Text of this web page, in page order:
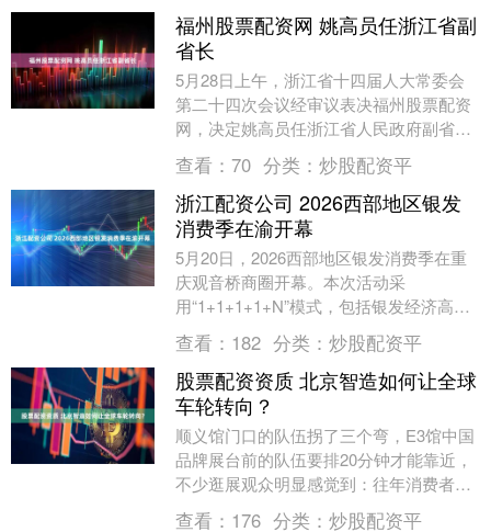
福州股票配资网 姚高员任浙江省副
省长
5月28日上午，浙江省十四届人大常委会
第二十四次会议经审议表决福州股票配资
网，决定姚高员任浙江省人民政府副省
长。....
查看： 70 分类： 炒股配资平
浙江配资公司 2026西部地区银发
消费季在渝开幕
5月20日，2026西部地区银发消费季在重
庆观音桥商圈开幕。本次活动采
用“1+1+1+1+N”模式，包括银发经济高质
量发展大会、意定监护制度创新实践大
会、西部银....
查看： 182 分类： 炒股配资平
股票配资资质 北京智造如何让全球
车轮转向？
顺义馆门口的队伍拐了三个弯，E3馆中国
品牌展台前的队伍要排20分钟才能靠近，
不少逛展观众明显感觉到：往年消费者更
关注合资新车，今年大家的注意力普遍转
查看： 176 分类： 炒股配资平